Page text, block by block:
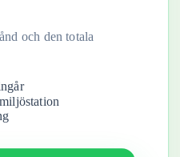
och den totala